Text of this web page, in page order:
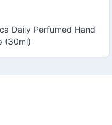
Daily Perfumed Hand
(30ml)